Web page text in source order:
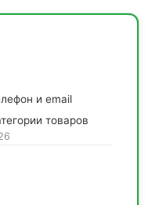
и email
товаров